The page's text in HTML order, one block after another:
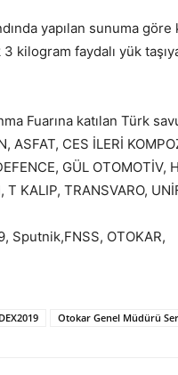
yapılan sunuma
kilogram faydalı yük
Fuarına katılan Türk
ASFAT, CES İLERİ
GÜL OTOMOTİV,
T KALIP, TRANSVARO,
Sputnik,FNSS, OTOKAR,
Otokar Genel Müdürü